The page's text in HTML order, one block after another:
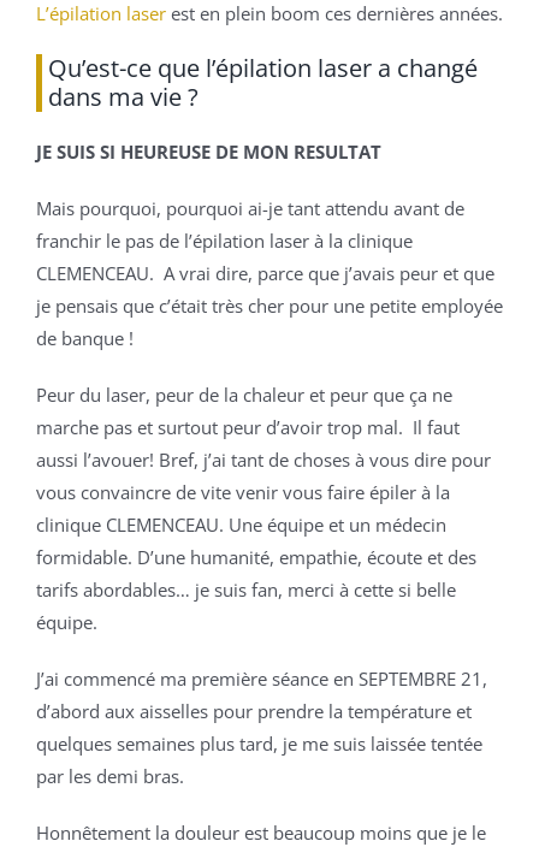
L’épilation laser est en plein boom ces dernières années.
Qu’est-ce que l’épilation laser a changé
dans ma vie ?
JE SUIS SI HEUREUSE DE MON RESULTAT
Mais pourquoi, pourquoi ai-je tant attendu avant de
franchir le pas de l’épilation laser à la clinique
CLEMENCEAU. A vrai dire, parce que j’avais peur et que
je pensais que c’était très cher pour une petite employée
de banque !
Peur du laser, peur de la chaleur et peur que ça ne
marche pas et surtout peur d’avoir trop mal. Il faut
aussi l’avouer! Bref, j’ai tant de choses à vous dire pour
vous convaincre de vite venir vous faire épiler à la
clinique CLEMENCEAU. Une équipe et un médecin
formidable. D’une humanité, empathie, écoute et des
tarifs abordables… je suis fan, merci à cette si belle
équipe.
J’ai commencé ma première séance en SEPTEMBRE 21,
d’abord aux aisselles pour prendre la température et
quelques semaines plus tard, je me suis laissée tentée
par les demi bras.
Honnêtement la douleur est beaucoup moins que je le